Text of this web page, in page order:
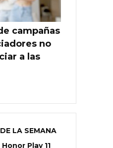
campañas
no
a las
LA SEMANA
Honor Play 11